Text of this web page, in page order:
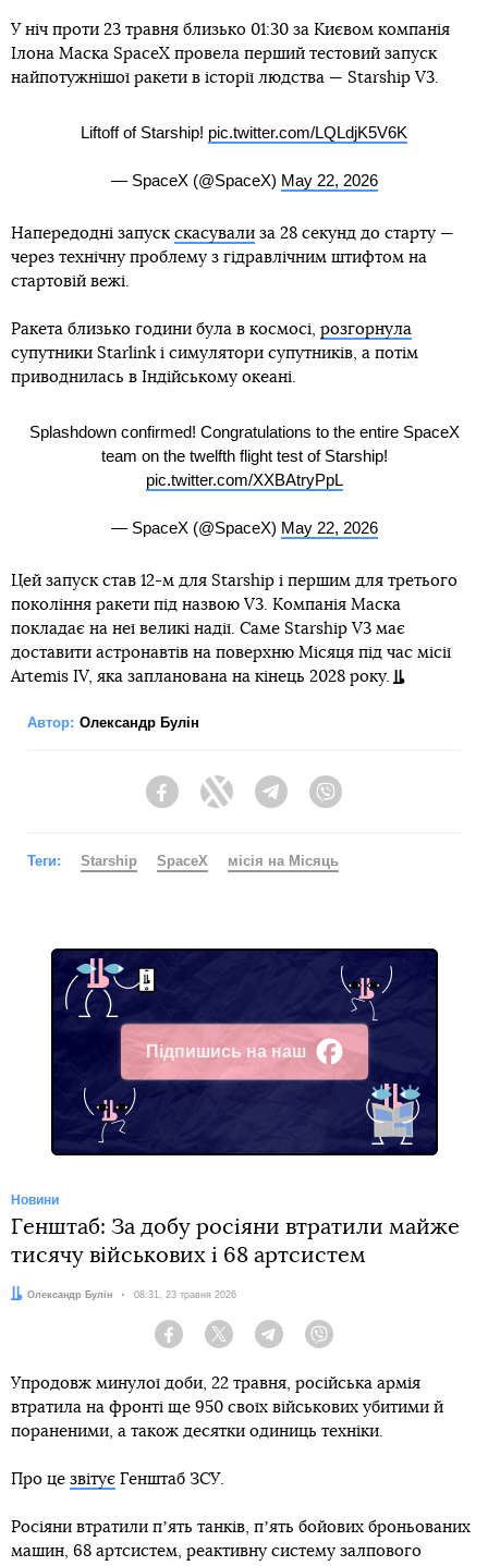
У ніч проти 23 травня близько 01:30 за Києвом компанія
Ілона Маска SpaceX провела перший тестовий запуск
найпотужнішої ракети в історії людства — Starship V3.
Liftoff of Starship! pic.twitter.com/LQLdjK5V6K
— SpaceX (@SpaceX) May 22, 2026
Напередодні запуск скасували за 28 секунд до старту —
через технічну проблему з гідравлічним штифтом на
стартовій вежі.
Ракета близько години була в космосі, розгорнула
супутники Starlink і cимулятори супутників, а потім
приводнилась в Індійському океані.
Splashdown confirmed! Congratulations to the entire SpaceX
team on the twelfth flight test of Starship!
pic.twitter.com/XXBAtryPpL
— SpaceX (@SpaceX) May 22, 2026
Цей запуск став 12-м для Starship і першим для третього
покоління ракети під назвою V3. Компанія Маска
покладає на неї великі надії. Саме Starship V3 має
доставити астронавтів на поверхню Місяця під час місії
Artemis IV, яка запланована на кінець 2028 року.
Автор: Олександр Булін
FacebookTwitter Telegram
Теги: Starship SpaceX місія на Місяць
Підпишись на наш
Facebook
Новини
Генштаб: За добу росіяни втратили майже
тисячу військових і 68 артсистем
Автор:
Олександр Булін Дата:
08:31, 23 травня 2026
Facebook Twitter Telegram
Упродовж минулої доби, 22 травня, російська армія
втратила на фронті ще 950 своїх військових убитими й
пораненими, а також десятки одиниць техніки.
Про це звітує Генштаб ЗСУ.
Росіяни втратили пʼять танків, пʼять бойових броньованих
машин, 68 артсистем, реактивну систему залпового